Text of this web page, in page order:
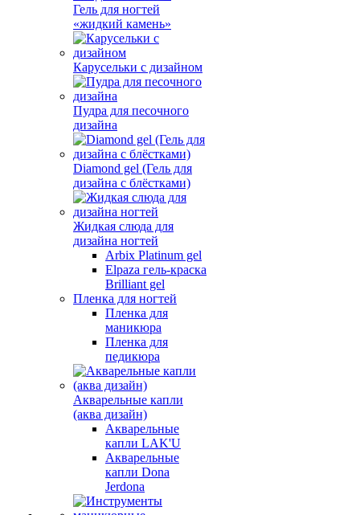
Гель для ногтей
«жидкий камень»
Карусельки с дизайном
Пудра для песочного
дизайна
Diamond gel (Гель для
дизайна с блёстками)
Жидкая слюда для
дизайна ногтей
Arbix Platinum gel
Elpaza гель-краска
Brilliant gel
Пленка для ногтей
Пленка для
маникюра
Пленка для
педикюра
Акварельные капли
(аква дизайн)
Акварельные
капли LAK'U
Акварельные
капли Dona
Jerdona